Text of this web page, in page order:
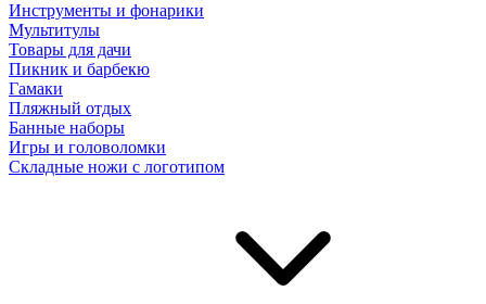
Инструменты и фонарики
Мультитулы
Товары для дачи
Пикник и барбекю
Гамаки
Пляжный отдых
Банные наборы
Игры и головоломки
Складные ножи с логотипом